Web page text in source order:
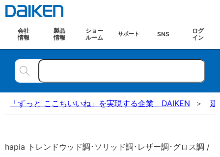
会社
情報
製品
情報
ショー
ルーム
サポート SNS
ログ
イン
「ずっと ここちいいね」を実現する企業 DAIKEN 建
hapia トレンドウッド調･ソリッド調･レザー調･グロス調 /